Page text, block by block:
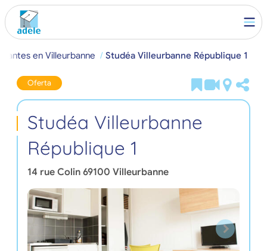
en Villeurbanne Studéa Villeurbanne République 1
Oferta
Studéa Villeurbanne
République 1
14 rue Colin 69100 Villeurbanne